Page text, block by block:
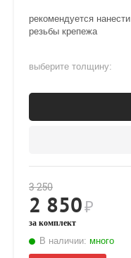
рекомендуется
резьбы крепежа
выберите толщину:
3 250
2 850₽
за комплект
В наличии: много